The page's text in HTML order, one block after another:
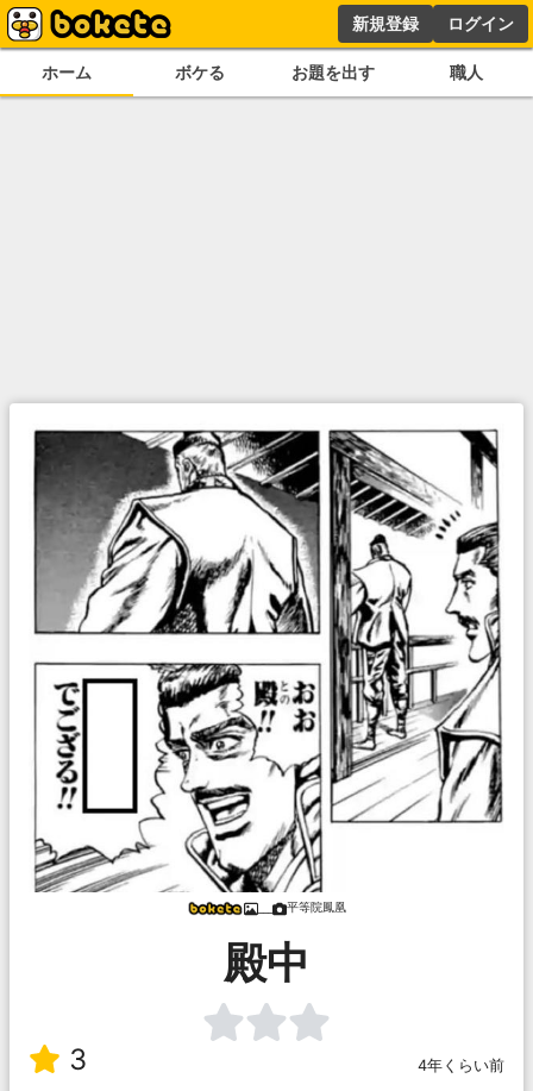
新規登録 ログイン
ホーム ボケる お題を出す 職人
平等院鳳凰
殿中
3 4年くらい前